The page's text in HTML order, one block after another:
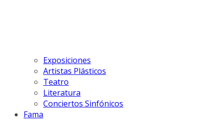
Exposiciones
Artistas Plásticos
Teatro
Literatura
Conciertos Sinfónicos
Fama